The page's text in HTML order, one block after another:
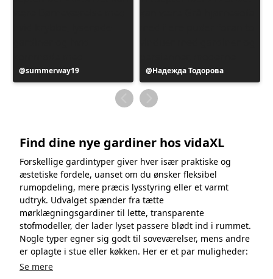
Opslag
offentliggjort
summerway19
Opslag
offentliggjort
af
Надежда Тодорова
Find dine nye gardiner hos vidaXL
Forskellige gardintyper giver hver især praktiske og
æstetiske fordele, uanset om du ønsker fleksibel
rumopdeling, mere præcis lysstyring eller et varmt
udtryk. Udvalget spænder fra tætte
mørklægningsgardiner til lette, transparente
stofmodeller, der lader lyset passere blødt ind i rummet.
Nogle typer egner sig godt til soveværelser, mens andre
er oplagte i stue eller køkken. Her er et par muligheder:
Se mere